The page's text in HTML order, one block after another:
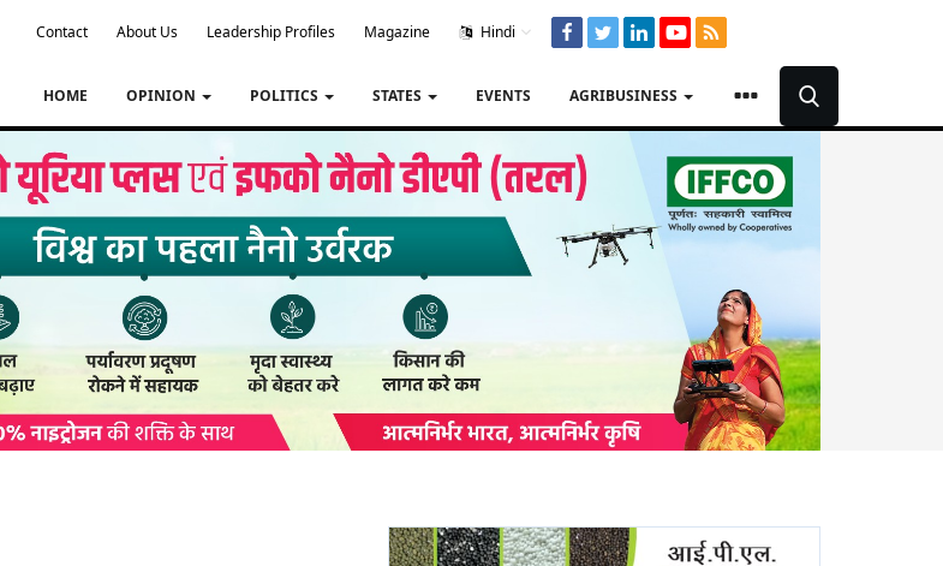
Contact About Us Leadership Profiles Magazine Hindi
HOME OPINION POLITICS STATES EVENTS AGRIBUSINESS